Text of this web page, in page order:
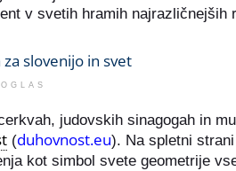
v svetih hramih najrazličnejših
OGLAS
judovskih sinagogah in
(duhovnost.eu). Na spletni
kot simbol svete geometrije